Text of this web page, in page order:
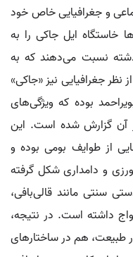
و جغرافیایی خاص خود
خاستگاه ایل جاکی را به
نسبت می‌دهند که به
نظر جغرافیایی نیز «جاکی»
بوده که ویژگی‌های
آن گزارش شده است. این
از طوایف بومی بوده و
و دامداری شکل گرفته
سنتی مانند قالی‌بافی،
داشته است. در نتیجه،
طبیعت، هم در ساختارهای